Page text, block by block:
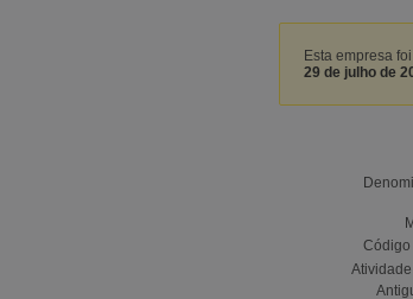
Esta empresa
29 de julho de
Código